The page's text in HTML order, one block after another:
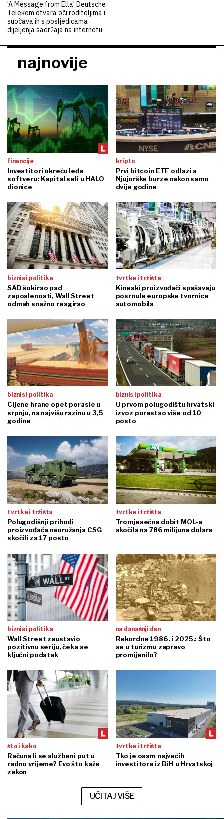
'A Message from Ella' Deutsche
Telekom otvara oči roditeljima i
suočava ih s posljedicama
dijeljenja sadržaja na internetu
najnovije
financije
Investitori okreću leđa
softveru: Kapital seli u HALO
dionice
kripto
Prvi bitcoin ETF odlazi s
Njujorške burze nakon samo
dvije godine
biznis i politika
SAD šokirao pad
zaposlenosti, Wall Street
odmah snažno reagirao
tvrtke i tržišta
Kineski proizvođači spašavaju
posrnule europske tvornice
automobila
biznis i politika
Cijene hrane opet porasle u
srpnju, na najvišu razinu u 3,5
godine
biznis i politika
U prvom polugodištu hrvatski
izvoz porastao više od 10
posto
tvrtke i tržišta
Polugodišnji prihodi
proizvođača naoružanja CSG
skočili za 17 posto
tvrtke i tržišta
Tromjesečna dobit MOL-a
skočila na 786 milijuna dolara
biznis i politika
Wall Street zaustavio
pozitivnu seriju, čeka se
ključni podatak
na današnji dan
Rekordne 1986. i 2025.: Što
se u turizmu zapravo
promijenilo?
što i kako
Računa li se službeni put u
radno vrijeme? Evo što kaže
zakon
tvrtke i tržišta
Tko je osam najvećih
investitora iz BiH u Hrvatskoj
UČITAJ VIŠE